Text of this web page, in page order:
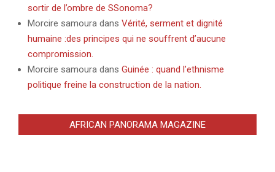
sortir de l’ombre de SSonoma?
Morcire samoura dans Vérité, serment et dignité
humaine :des principes qui ne souffrent d’aucune
compromission.
Morcire samoura dans Guinée : quand l’ethnisme
politique freine la construction de la nation.
AFRICAN PANORAMA MAGAZINE